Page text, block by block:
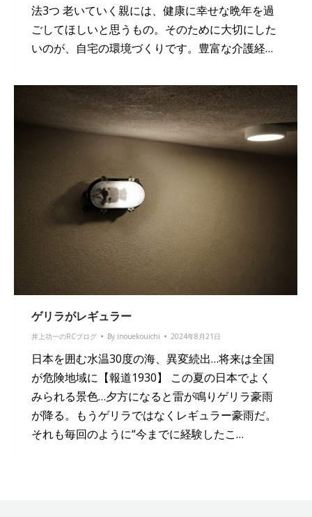
法3つ 老いていく親には、健康に幸せな晩年を過
ごしてほしいと思うもの。そのために大切にした
いのが、自宅の環境づくりです。豊富な介護経…
ゲリラがレギュラー
井上功一のRCブログ By inouekouichi 2024年8月21日
日本を囲む水温30度の海、異変続出…将来は全国
が危険地域に【報道1930】 この夏の日本でよく
みられる景色…夕方になると雷が鳴りゲリラ豪雨
が降る。もうゲリラではなくレギュラー豪雨だ。
それも毎回のように“今までに経験したこ…